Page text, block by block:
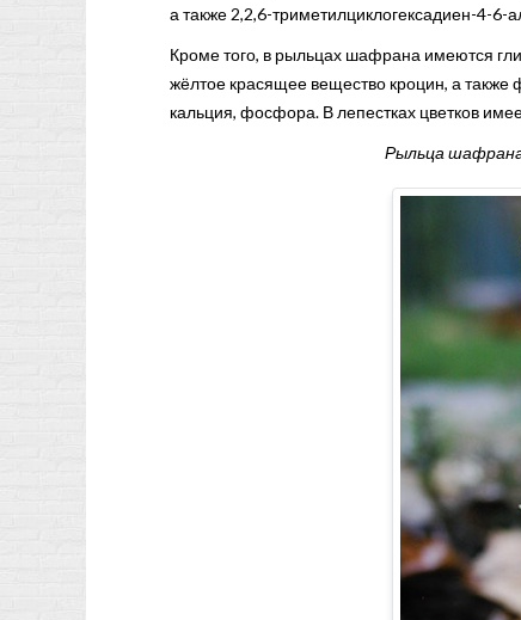
а также 2,2,6-триметилциклогексадиен-4-6-
Кроме того, в рыльцах шафрана имеются
жёлтое красящее вещество кроцин, а
кальция, фосфора. В лепестках цветков
Рыльца